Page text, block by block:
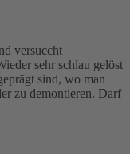
versuccht
sehr schlau gelöst
sind, wo man
zu demontieren. Darf